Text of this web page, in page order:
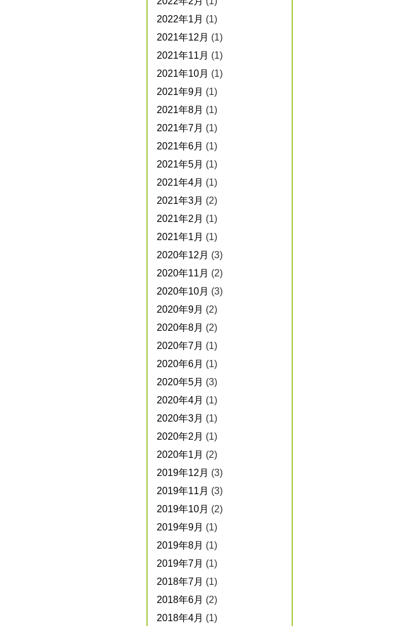
2022年1月 (1)
2021年12月 (1)
2021年11月 (1)
2021年10月 (1)
2021年9月 (1)
2021年8月 (1)
2021年7月 (1)
2021年6月 (1)
2021年5月 (1)
2021年4月 (1)
2021年3月 (2)
2021年2月 (1)
2021年1月 (1)
2020年12月 (3)
2020年11月 (2)
2020年10月 (3)
2020年9月 (2)
2020年8月 (2)
2020年7月 (1)
2020年6月 (1)
2020年5月 (3)
2020年4月 (1)
2020年3月 (1)
2020年2月 (1)
2020年1月 (2)
2019年12月 (3)
2019年11月 (3)
2019年10月 (2)
2019年9月 (1)
2019年8月 (1)
2019年7月 (1)
2018年7月 (1)
2018年6月 (2)
2018年4月 (1)